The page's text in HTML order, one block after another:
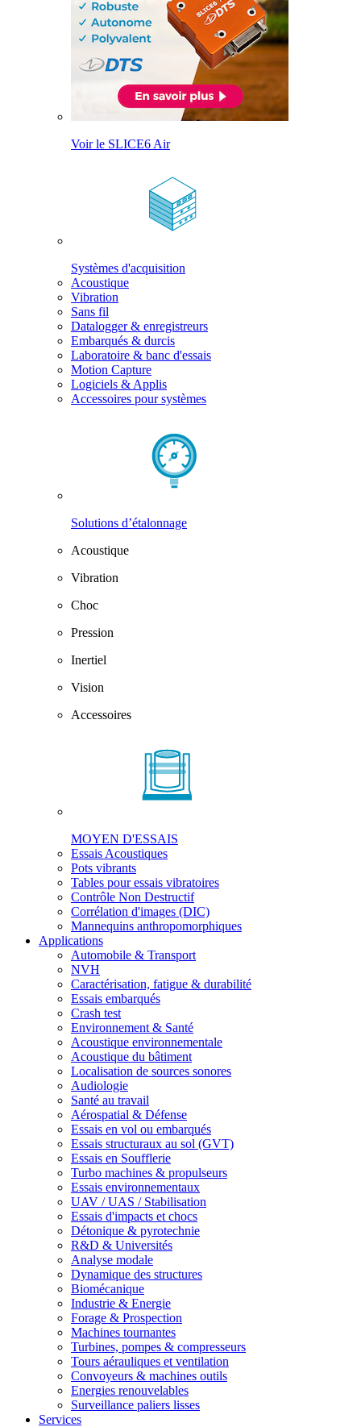
Voir le SLICE6 Air
Systèmes d'acquisition
Acoustique
Vibration
Sans fil
Datalogger & enregistreurs
Embarqués & durcis
Laboratoire & banc d'essais
Motion Capture
Logiciels & Applis
Accessoires pour systèmes
Solutions d’étalonnage
Acoustique
Vibration
Choc
Pression
Inertiel
Vision
Accessoires
MOYEN D'ESSAIS
Essais Acoustiques
Pots vibrants
Tables pour essais vibratoires
Contrôle Non Destructif
Corrélation d'images (DIC)
Mannequins anthropomorphiques
Applications
Automobile & Transport
NVH
Caractérisation, fatigue & durabilité
Essais embarqués
Crash test
Environnement & Santé
Acoustique environnementale
Acoustique du bâtiment
Localisation de sources sonores
Audiologie
Santé au travail
Aérospatial & Défense
Essais en vol ou embarqués
Essais structuraux au sol (GVT)
Essais en Soufflerie
Turbo machines & propulseurs
Essais environnementaux
UAV / UAS / Stabilisation
Essais d'impacts et chocs
Détonique & pyrotechnie
R&D & Universités
Analyse modale
Dynamique des structures
Biomécanique
Industrie & Energie
Forage & Prospection
Machines tournantes
Turbines, pompes & compresseurs
Tours aérauliques et ventilation
Convoyeurs & machines outils
Energies renouvelables
Surveillance paliers lisses
Services